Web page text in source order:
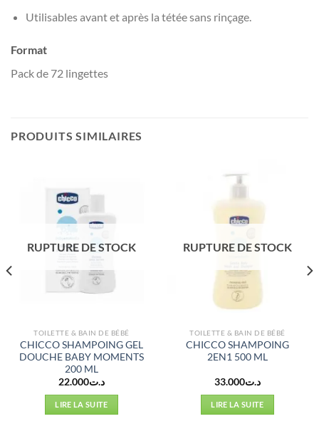
Utilisables avant et après la tétée sans rinçage.
Format
Pack de 72 lingettes
PRODUITS SIMILAIRES
RUPTURE DE STOCK
TOILETTE & BAIN DE BÉBÉ
CHICCO SHAMPOING GEL
DOUCHE BABY MOMENTS
200 ML
د.ت22.000
LIRE LA SUITE
RUPTURE DE STOCK
TOILETTE & BAIN DE BÉBÉ
CHICCO SHAMPOING
2EN1 500 ML
د.ت33.000
LIRE LA SUITE